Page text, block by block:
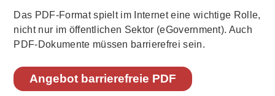
Das PDF-Format spielt im Internet eine wichtige Rolle,
nicht nur im öffentlichen Sektor (eGovernment). Auch
PDF-Dokumente müssen barrierefrei sein.
Angebot barrierefreie PDF